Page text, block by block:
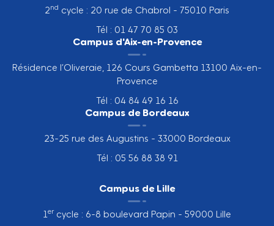
2nd cycle : 20 rue de Chabrol - 75010 Paris
Tél : 01 47 70 85 03
Campus d'Aix-en-Provence
Résidence l’Oliveraie, 126 Cours Gambetta 13100 Aix-en-
Provence
Tél : 04 84 49 16 16
Campus de Bordeaux
23-25 rue des Augustins - 33000 Bordeaux
Tél : 05 56 88 38 91
Campus de Lille
1ercycle : 6-8 boulevard Papin - 59000 Lille